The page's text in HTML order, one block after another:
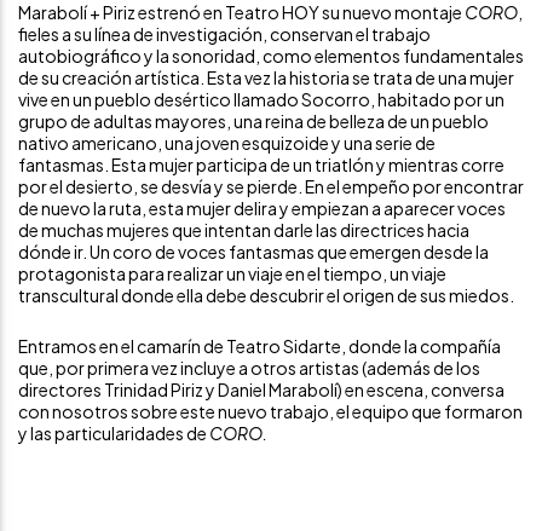
Marabolí + Piriz estrenó en Teatro HOY su nuevo montaje CORO
fieles a su línea de investigación, conservan el trabajo
autobiográfico y la sonoridad, como elementos fundamentales
de su creación artística. Esta vez la historia se trata de una mujer
vive en un pueblo desértico llamado Socorro, habitado por un
grupo de adultas mayores, una reina de belleza de un pueblo
nativo americano, una joven esquizoide y una serie de
fantasmas. Esta mujer participa de un triatlón y mientras corre
por el desierto, se desvía y se pierde. En el empeño por encontrar
de nuevo la ruta, esta mujer delira y empiezan a aparecer voces
de muchas mujeres que intentan darle las directrices hacia
dónde ir. Un coro de voces fantasmas que emergen desde la
protagonista para realizar un viaje en el tiempo, un viaje
transcultural donde ella debe descubrir el origen de sus miedos.
Entramos en el camarín de Teatro Sidarte, donde la compañía
que, por primera vez incluye a otros artistas (además de los
directores Trinidad Piriz y Daniel Marabolí) en escena, conversa
con nosotros sobre este nuevo trabajo, el equipo que formaron
y las particularidades de CORO.